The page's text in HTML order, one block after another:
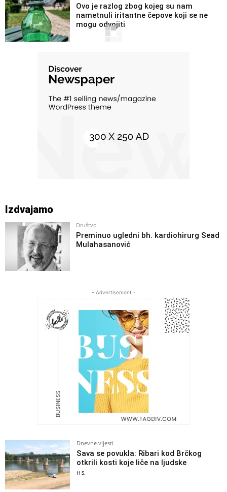
Ovo je razlog zbog kojeg su nam
nametnuli iritantne čepove koji se ne
mogu odvojiti
ovo pitanje”
Tijanu otac dovezao traktorom na
Svaštara
Svaštara
Svaštara
Profesoru student na ispitu dao indeks
sa dvije novčanice: “Kolega, neće vam
ovo biti dovoljno da položite”
Svaštara
Cijena bureka 12 maraka: Da li je to sa
kavijarom?
Svaštara
Ovo je njihov Monaco: Najbogatije
romsko selo prepuno impozantnih
palača sa znakovima dolara i
Ona ima 103 godine, on 48: Oboje tvrde
da su ih spojili ljubav i strast